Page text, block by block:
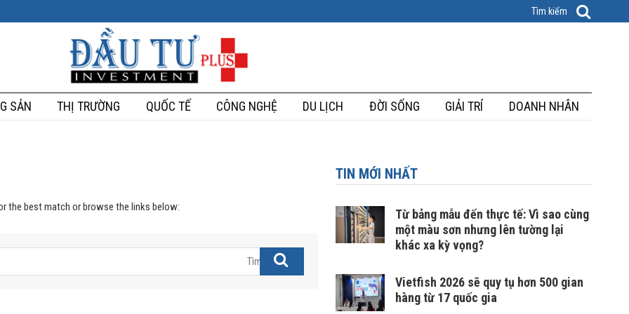
SẢN THỊ TRƯỜNG QUỐC TẾ CÔNG NGHỆ DU LỊCH ĐỜI SỐNG GIẢI TRÍ DOANH NHÂN
the best match or browse the links below:
TIN MỚI NHẤT
Từ bảng mẫu đến thực tế: Vì sao cùng
một màu sơn nhưng lên tường lại
khác xa kỳ vọng?
Vietfish 2026 sẽ quy tụ hơn 500 gian
hàng từ 17 quốc gia